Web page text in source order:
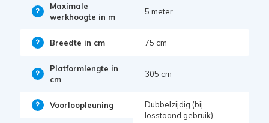
Maximale
werkhoogte in m
5 meter
Breedte in cm 75 cm
Platformlengte in
cm
305 cm
Voorloopleuning
Dubbelzijdig (bij
losstaand gebruik)